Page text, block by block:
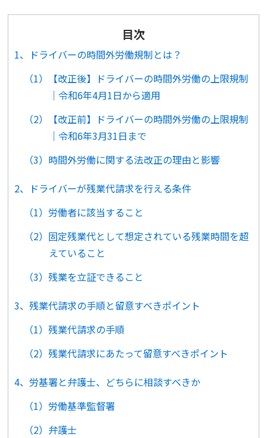
目次
1、ドライバーの時間外労働規制とは？
（1）【改正後】ドライバーの時間外労働の上限規制
｜令和6年4月1日から適用
（2）【改正前】ドライバーの時間外労働の上限規制
｜令和6年3月31日まで
（3）時間外労働に関する法改正の理由と影響
2、ドライバーが残業代請求を行える条件
（1）労働者に該当すること
（2）固定残業代として想定されている残業時間を超
えていること
（3）残業を立証できること
3、残業代請求の手順と留意すべきポイント
（1）残業代請求の手順
（2）残業代請求にあたって留意すべきポイント
4、労基署と弁護士、どちらに相談すべきか
（1）労働基準監督署
（2）弁護士